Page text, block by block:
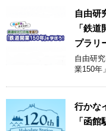
自由研
「鉄
プラリ
自由研
業150年
行かな
「函